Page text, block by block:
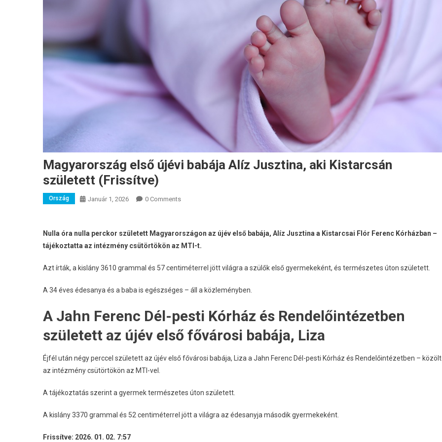
Magyarország első újévi babája Alíz Jusztina, aki Kistarcsán
született (Frissítve)
Ország Január 1, 2026 0 Comments
Nulla óra nulla perckor született Magyarországon az újév első babája, Alíz Jusztina a Kistarcsai Flór Ferenc Kórházban –
tájékoztatta az intézmény csütörtökön az MTI-t.
Azt írták, a kislány 3610 grammal és 57 centiméterrel jött világra a szülők első gyermekeként, és természetes úton született.
A 34 éves édesanya és a baba is egészséges – áll a közleményben.
A Jahn Ferenc Dél-pesti Kórház és Rendelőintézetben
született az újév első fővárosi babája, Liza
Éjfél után négy perccel született az újév első fővárosi babája, Liza a Jahn Ferenc Dél-pesti Kórház és Rendelőintézetben –
az intézmény csütörtökön az MTI-vel.
A tájékoztatás szerint a gyermek természetes úton született.
A kislány 3370 grammal és 52 centiméterrel jött a világra az édesanyja második gyermekeként.
Frissítve: 2026. 01. 02. 7:57